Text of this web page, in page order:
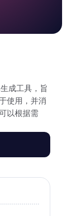
成工具，旨
使用，并消
以根据需